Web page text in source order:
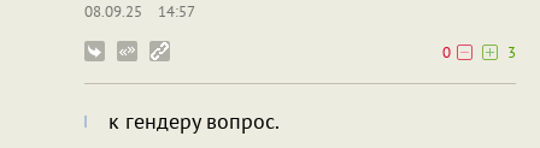
08.09.25
14:57
0
3
к гендеру вопрос.